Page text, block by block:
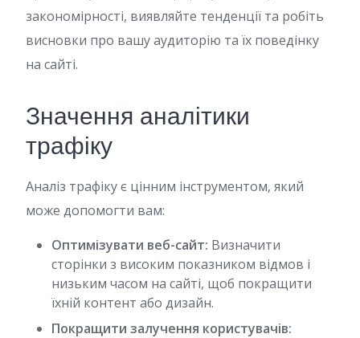
закономірності, виявляйте тенденції та робіть
висновки про вашу аудиторію та їх поведінку
на сайті.
Значення аналітики
трафіку
Аналіз трафіку є цінним інструментом, який
може допомогти вам:
Оптимізувати веб-сайт: Визначити
сторінки з високим показником відмов і
низьким часом на сайті, щоб покращити
їхній контент або дизайн.
Покращити залучення користувачів: